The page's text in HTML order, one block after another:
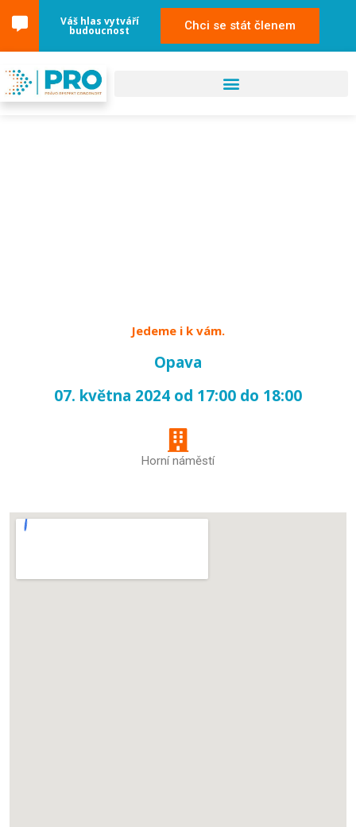
Váš hlas vytváří
budoucnost Chci se stát členem
Jedeme i k vám.
Opava
07. května 2024 od 17:00 do 18:00
Horní náměstí